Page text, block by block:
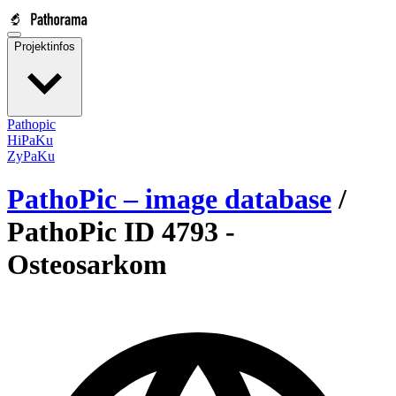
Projektinfos
Pathopic
HiPaKu
ZyPaKu
PathoPic – image database /
PathoPic ID 4793 -
Osteosarkom